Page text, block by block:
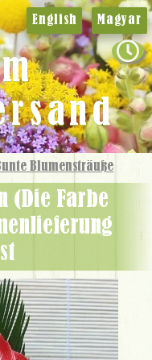
Blumensträuße
English Magyar